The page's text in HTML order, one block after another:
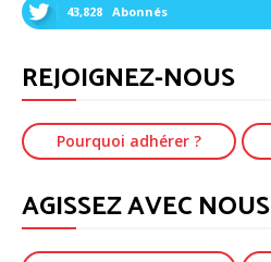
43,828 Abonnés
REJOIGNEZ-NOUS
Pourquoi adhérer ?
AGISSEZ AVEC NOUS